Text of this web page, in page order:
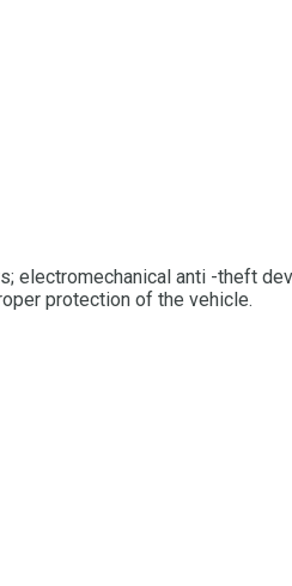
electromechanical anti -theft
protection of the vehicle.